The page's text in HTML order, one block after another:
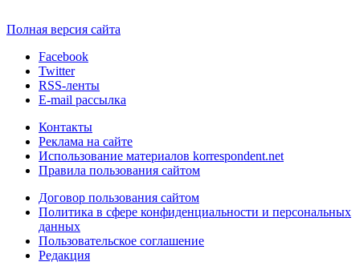
Полная версия сайта
Facebook
Twitter
RSS-ленты
E-mail рассылка
Контакты
Реклама на сайте
Использование материалов korrespondent.net
Правила пользования сайтом
Договор пользования сайтом
Политика в сфере конфиденциальности и персональных
данных
Пользовательское соглашение
Редакция